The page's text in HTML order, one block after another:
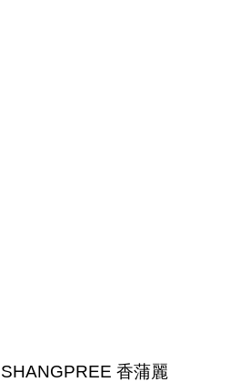
香蒲麗